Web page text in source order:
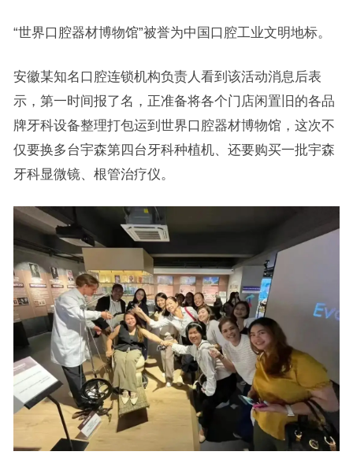
“世界口腔器材博物馆”被誉为中国口腔工业文明地标。
安徽某知名口腔连锁机构负责人看到该活动消息后表
示，第一时间报了名，正准备将各个门店闲置旧的各品
牌牙科设备整理打包运到世界口腔器材博物馆，这次不
仅要换多台宇森第四台牙科种植机、还要购买一批宇森
牙科显微镜、根管治疗仪。